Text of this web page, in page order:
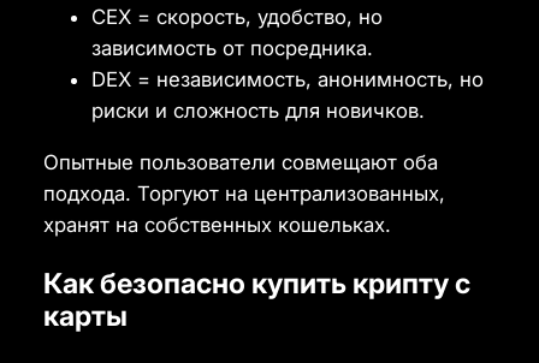
CEX = скорость, удобство, но
зависимость от посредника.
DEX = независимость, анонимность, но
риски и сложность для новичков.
Опытные пользователи совмещают оба
подхода. Торгуют на централизованных,
хранят на собственных кошельках.
Как безопасно купить крипту с
карты